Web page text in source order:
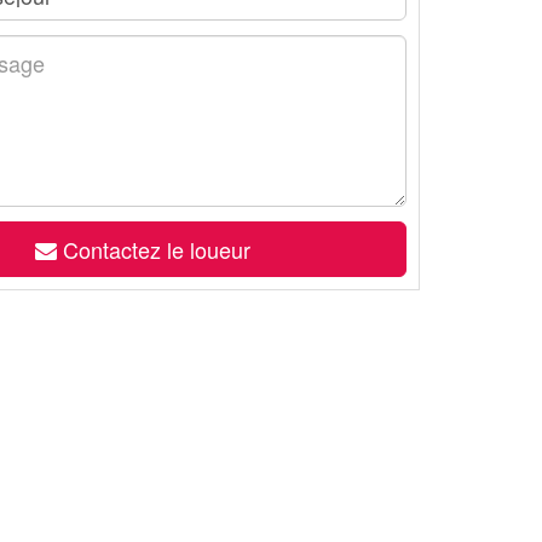
Contactez le loueur